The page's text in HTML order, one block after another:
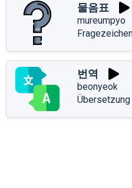
물음표
mureumpyo
번역
beonyeok
Übersetzung